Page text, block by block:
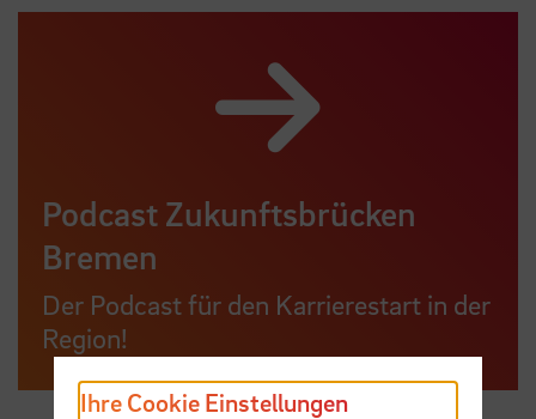
Podcast Zukunftsbrücken
Bremen
Der Podcast für den Karrierestart in der
Region!
Ihre Cookie Einstellungen